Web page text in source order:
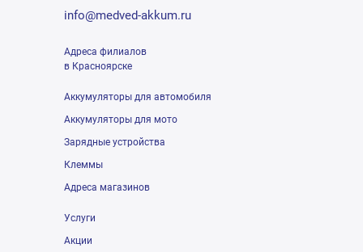
info@medved-akkum.ru
Адреса филиалов
в Красноярске
Аккумуляторы для автомобиля
Аккумуляторы для мото
Зарядные устройства
Клеммы
Адреса магазинов
Услуги
Акции